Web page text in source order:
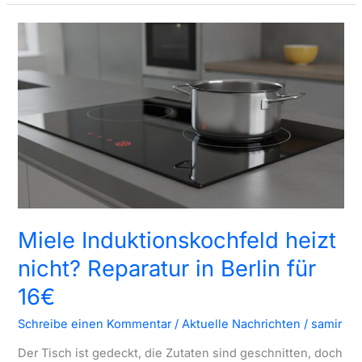
Berlin:
Ihr
Kundenservice
mit
Vor-
Ort-
Check
Miele Induktionskochfeld heizt
nicht? Reparatur in Berlin für
16€
Schreibe einen Kommentar /Aktuelle Nachrichten / samir
Der Tisch ist gedeckt, die Zutaten sind geschnitten, doch